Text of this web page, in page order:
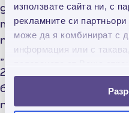
използвате сайта ни, с
рекламните си
може да я комбинират с
информация или с
дете. Влизат
таланта" на
подкрепа за
„Рециклирай и
2022, която вече има
български града и
пластмаса в храна за